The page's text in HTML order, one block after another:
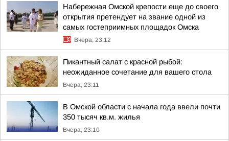
Набережная Омской крепости еще до своего
открытия претендует на звание одной из
самых гостеприимных площадок Омска
Вчера, 23:12
Пикантный салат с красной рыбой:
неожиданное сочетание для вашего стола
Вчера, 23:11
В Омской области с начала года ввели почти
350 тысяч кв.м. жилья
Вчера, 23:10